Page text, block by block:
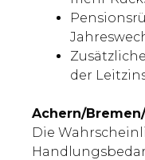
der
Achern/
Die